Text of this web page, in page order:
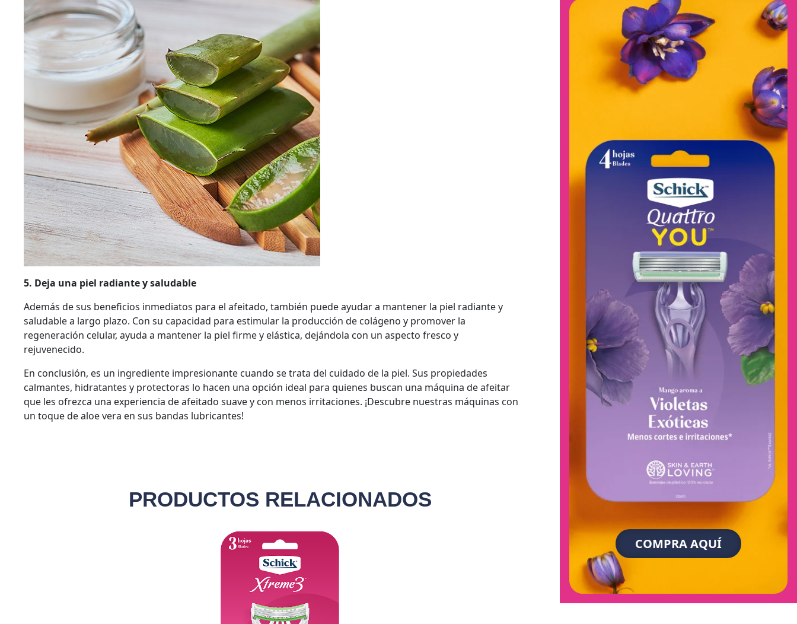
5. Deja una piel radiante y saludable
Además de sus beneficios inmediatos para el afeitado, también puede ayudar a mantener la piel radiante y
saludable a largo plazo. Con su capacidad para estimular la producción de colágeno y promover la
regeneración celular, ayuda a mantener la piel firme y elástica, dejándola con un aspecto fresco y
rejuvenecido.
En conclusión, es un ingrediente impresionante cuando se trata del cuidado de la piel. Sus propiedades
calmantes, hidratantes y protectoras lo hacen una opción ideal para quienes buscan una máquina de afeitar
que les ofrezca una experiencia de afeitado suave y con menos irritaciones. ¡Descubre nuestras máquinas con
un toque de aloe vera en sus bandas lubricantes!
PRODUCTOS RELACIONADOS
COMPRA AQUÍ